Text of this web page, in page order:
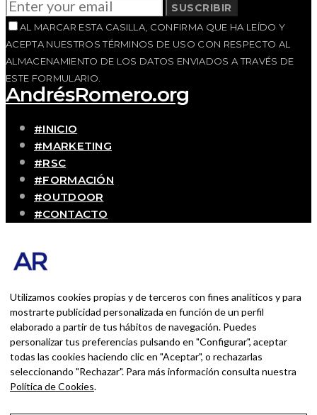
SUSCRIBIR
AL MARCAR ESTA CASILLA, CONFIRMA QUE HA LEÍDO Y
ACEPTA NUESTROS TÉRMINOS DE USO CON RESPECTO AL
ALMACENAMIENTO DE LOS DATOS ENVIADOS A TRAVÉS DE
ESTE FORMULARIO.
AndrésRomero.org
#INICIO
#MARKETING
#RSC
#FORMACIÓN
#OUTDOOR
#CONTACTO
Blog personal y profesional de Andrés Romero.
persona que disfruta con lo que hace cada día
BUSCAR POR:
BUSCAR
Ingresa las palabras de la búsqueda y presiona
Enter.
Utilizamos cookies propias y de terceros con fines analíticos y para
mostrarte publicidad personalizada en función de un perfil
elaborado a partir de tus hábitos de navegación. Puedes
personalizar tus preferencias pulsando en "Configurar", aceptar
todas las cookies haciendo clic en "Aceptar", o rechazarlas
seleccionando "Rechazar". Para más información consulta nuestra
Política de Cookies.